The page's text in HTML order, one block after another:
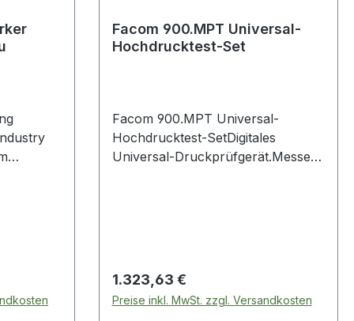
Facom 900.MPT Universal-
Hochdrucktest-Set
Facom 900.MPT Universal-
Hochdrucktest-SetDigitales
Universal-Druckprüfgerät.Messen
Partikelfilterdruck und optional
Kraftstoff-Hochdruck.Für alle
Dieselmotoren geeignet: mittels
Regulärer Preis:
1.323,63 €
Preise inkl. MwSt. zzgl. Versandkosten